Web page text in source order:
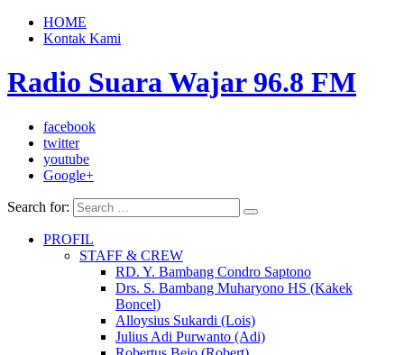
HOME
Kontak Kami
Radio Suara Wajar 96.8 FM
facebook
twitter
youtube
Google+
Search for:
PROFIL
STAFF & CREW
RD. Y. Bambang Condro Saptono
Drs. S. Bambang Muharyono HS (Kakek
Boncel)
Alloysius Sukardi (Lois)
Julius Adi Purwanto (Adi)